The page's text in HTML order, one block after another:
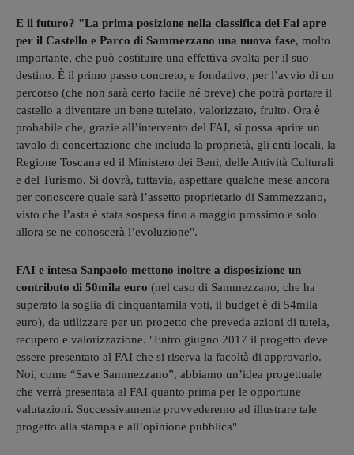
E il futuro? "La prima posizione nella classifica del Fai apre
per il Castello e Parco di Sammezzano una nuova fase, molto
importante, che può costituire una effettiva svolta per il suo
destino. È il primo passo concreto, e fondativo, per l’avvio di un
percorso (che non sarà certo facile né breve) che potrà portare il
castello a diventare un bene tutelato, valorizzato, fruito. Ora è
probabile che, grazie all’intervento del FAI, si possa aprire un
tavolo di concertazione che includa la proprietà, gli enti locali, la
Regione Toscana ed il Ministero dei Beni, delle Attività Culturali
e del Turismo. Si dovrà, tuttavia, aspettare qualche mese ancora
per conoscere quale sarà l’assetto proprietario di Sammezzano,
visto che l’asta è stata sospesa fino a maggio prossimo e solo
allora se ne conoscerà l’evoluzione".
FAI e intesa Sanpaolo mettono inoltre a disposizione un
contributo di 50mila euro (nel caso di Sammezzano, che ha
superato la soglia di cinquantamila voti, il budget è di 54mila
euro), da utilizzare per un progetto che preveda azioni di tutela,
recupero e valorizzazione. "Entro giugno 2017 il progetto deve
essere presentato al FAI che si riserva la facoltà di approvarlo.
Noi, come “Save Sammezzano”, abbiamo un’idea progettuale
che verrà presentata al FAI quanto prima per le opportune
valutazioni. Successivamente provvederemo ad illustrare tale
progetto alla stampa e all’opinione pubblica"